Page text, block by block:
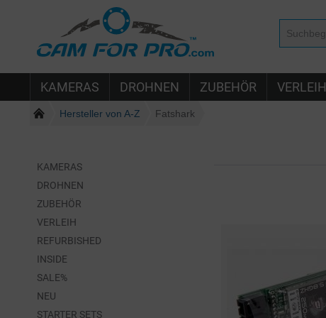
KAMERAS DROHNEN ZUBEHÖR VERLEIH
Hersteller von A-Z Fatshark
KAMERAS
DROHNEN
ZUBEHÖR
VERLEIH
REFURBISHED
INSIDE
SALE%
NEU
STARTER SETS